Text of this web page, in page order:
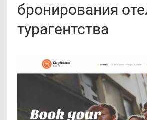
бронирования
турагентства